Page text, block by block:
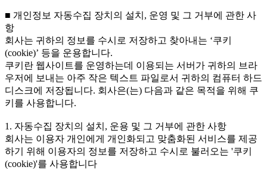
■ 개인정보 자동수집 장치의 설치, 운영 및 그 거부에 관한 사
항
회사는 귀하의 정보를 수시로 저장하고 찾아내는 ‘쿠키
(cookie)’ 등을 운용합니다.
쿠키란 웹사이트를 운영하는데 이용되는 서버가 귀하의 브라
우저에 보내는 아주 작은 텍스트 파일로서 귀하의 컴퓨터 하드
디스크에 저장됩니다. 회사은(는) 다음과 같은 목적을 위해 쿠
키를 사용합니다.
1. 자동수집 장치의 설치, 운용 및 그 거부에 관한 사항
회사는 이용자 개인에게 개인화되고 맞춤화된 서비스를 제공
하기 위해 이용자의 정보를 저장하고 수시로 불러오는 '쿠키
(cookie)'를 사용합니다